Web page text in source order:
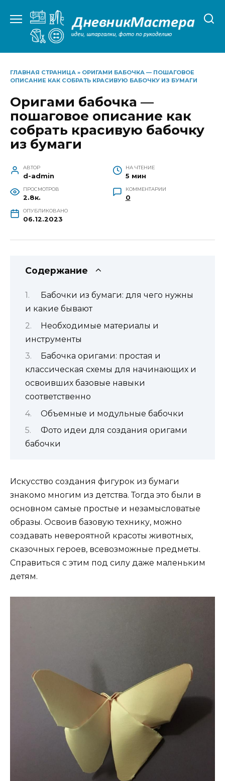
содержанию
ГЛАВНАЯ СТРАНИЦА » ОРИГАМИ БАБОЧКА — ПОШАГОВОЕ
ОПИСАНИЕ КАК СОБРАТЬ КРАСИВУЮ БАБОЧКУ ИЗ БУМАГИ
Оригами бабочка —
пошаговое описание как
собрать красивую бабочку
из бумаги
АВТОР
d-admin
НА ЧТЕНИЕ
5 мин
ПРОСМОТРОВ
2.8к.
КОММЕНТАРИИ
0
ОПУБЛИКОВАНО
06.12.2023
Содержание
Бабочки из бумаги: для чего нужны
и какие бывают
Необходимые материалы и
инструменты
Бабочка оригами: простая и
классическая схемы для начинающих и
освоивших базовые навыки
соответственно
Объемные и модульные бабочки
Фото идеи для создания оригами
бабочки
Искусство создания фигурок из бумаги
знакомо многим из детства. Тогда это были в
основном самые простые и незамысловатые
образы. Освоив базовую технику, можно
создавать невероятной красоты животных,
сказочных героев, всевозможные предметы.
Справиться с этим под силу даже маленьким
детям.